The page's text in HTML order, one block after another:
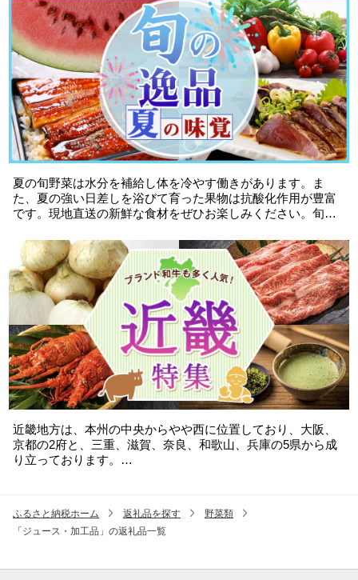
夏の旬野菜は水分を補給し体を冷やす働きがあります。ま
た、夏の強い日差しを浴びて育った果物は抗酸化作用が豊富
です。現地直送の新鮮な食材をぜひお楽しみください。旬の
近畿地方は、本州の中央からやや西に位置しており、大阪、
京都の2府と、三重、滋賀、奈良、和歌山、兵庫の5県から成
り立っております。
バラエティー豊かな返礼品をお楽しみください。
ふるさと納税ホーム 返礼品を探す
野菜類
「ジュース・加工品」の返礼品一覧